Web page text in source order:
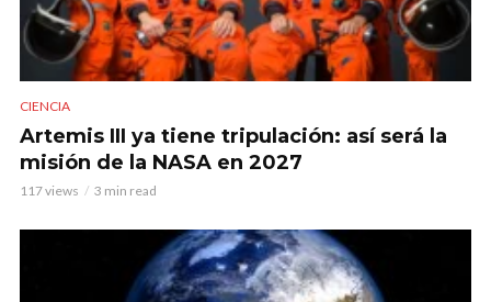
CIENCIA
Artemis III ya tiene tripulación: así será la
misión de la NASA en 2027
117 views 3 min read